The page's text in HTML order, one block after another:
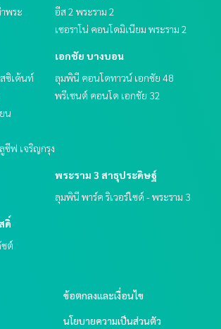
พระ
อีส 2 พระราม 2
เซอราโน่ คอนโดมิเนียม พระราม 2
สซิเด้นท์
น
ฟ เจริญกรุง
เอกชัย บางบอน
ลุมพินี คอนโดทาวน์ เอกชัย 48
พรีเซนต์ คอนโด เอกชัย 32
พระราม 3 สาธุประดิษฐ์
ลุมพินี พาร์ค ริเวอร์ไซด์ - พระราม 3
ดิ์
ชต์
ข้อตกลงและเงื่อนไข
นโยบายความเป็นส่วนตัว